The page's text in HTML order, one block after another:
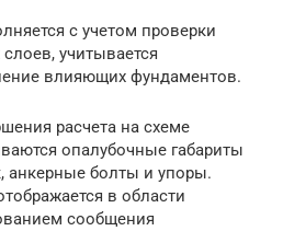
с учетом проверки
учитывается
влияющих фундаментов.
расчета на схеме
опалубочные габариты
анкерные болты и упоры.
в области
сообщения